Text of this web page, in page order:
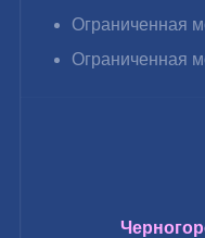
Ограниченная
Ограниченная